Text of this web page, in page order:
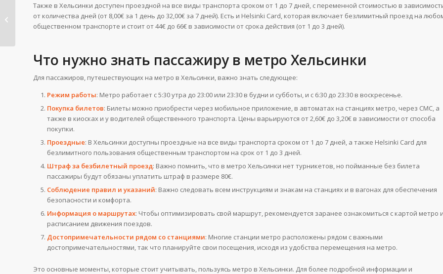
Также в Хельсинки доступен проездной на все виды транспорта сроком от 1 до 7 дней, с переменной стоимостью в
от количества дней (от 8,00€ за 1 день до 32,00€ за 7 дней). Есть и Helsinki Card, которая включает безлимитный проезд на
общественном транспорте и стоит от 44€ до 66€ в зависимости от срока действия (от 1 до 3 дней)​.
Что нужно знать пассажиру в метро Хельсинки
Для пассажиров, путешествующих на метро в Хельсинки, важно знать следующее:
Режим работы: Метро работает с 5:30 утра до 23:00 или 23:30 в будни и субботы, и с 6:30 до 23:30 в воскресенье​​.
Покупка билетов: Билеты можно приобрести через мобильное приложение, в автоматах на станциях метро, через СМС, а
также в киосках и у водителей общественного транспорта. Цены варьируются от 2,60€ до 3,20€ в зависимости от способа
покупки​​.
Проездные: В Хельсинки доступны проездные на все виды транспорта сроком от 1 до 7 дней, а также Helsinki Card для
безлимитного пользования общественным транспортом на срок от 1 до 3 дней​​.
Штраф за безбилетный проезд: Важно помнить, что в метро Хельсинки нет турникетов, но пойманные без билета
пассажиры будут обязаны уплатить штраф в размере 80€​​.
Соблюдение правил и указаний: Важно следовать всем инструкциям и знакам на станциях и в вагонах для обеспечения
безопасности и комфорта.
Информация о маршрутах: Чтобы оптимизировать свой маршрут, рекомендуется заранее ознакомиться с картой метро
расписанием движения поездов.
Достопримечательности рядом со станциями: Многие станции метро расположены рядом с важными
достопримечательностями, так что планируйте свои посещения, исходя из удобства перемещения на метро.
Это основные моменты, которые стоит учитывать, пользуясь метро в Хельсинки. Для более подробной информации и
Метро Будапешт:
карта метро,
стоимость пр...